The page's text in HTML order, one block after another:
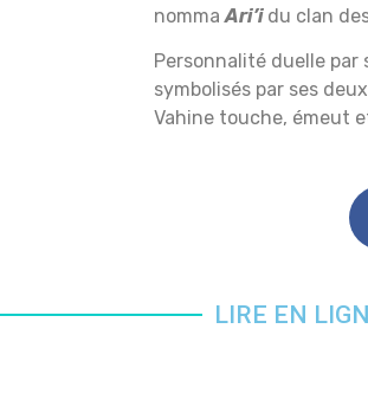
nommaAri’i du clan
Personnalité duelle
symbolisés par ses
Vahine touche, émeut
LIRE EN